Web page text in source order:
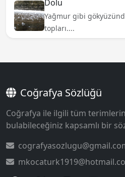
Dolu
Yağmur gibi
topları....
Coğrafya Sözlüğü
Coğrafya ile ilgili tüm terimlerin
bulabileceğiniz kapsamlı bir